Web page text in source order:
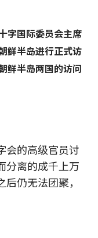
字国际委员会主席
鲜半岛进行正式访
鲜半岛两国的访问
会的高级官员讨
分离的成千上万
仍无法团聚，